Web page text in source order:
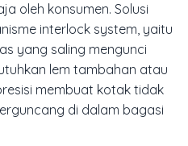
oleh konsumen. Solusi
interlock system, yaitu
yang saling mengunci
lem tambahan atau
membuat kotak tidak
di dalam bagasi